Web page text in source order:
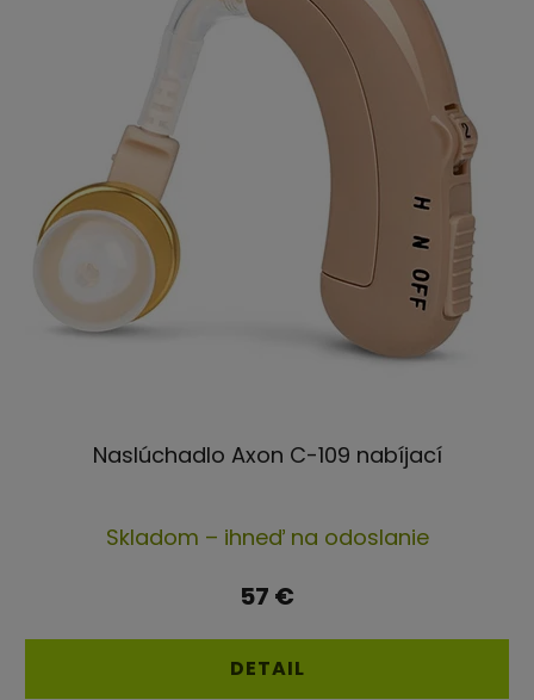
Naslúchadlo Axon C-109 nabíjací
hodnotenie
produktu
4,6
Skladom – ihneď na odoslanie
57 €
DETAIL